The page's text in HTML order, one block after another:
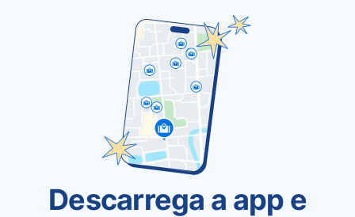
Descarrega a app e